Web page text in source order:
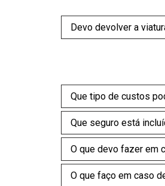
Devo devolver a
Que tipo de custos
Que seguro está
O que devo fazer em
O que faço em caso